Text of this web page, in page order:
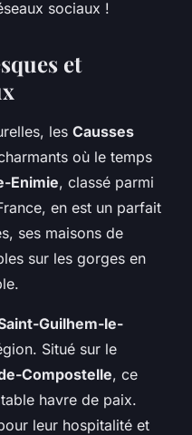
sociaux !
et
les Causses
où le temps
Enimie, classé parmi
en est un parfait
ses maisons de
sur les gorges en
Guilhem-le-
Situé sur le
Compostelle, ce
havre de paix.
leur hospitalité et